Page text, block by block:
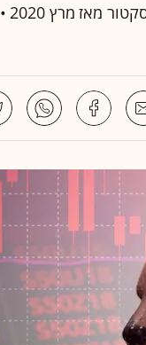
מניות השבבים מחקו ביום שישי מעל טריליון דולר, במה שהפך לירידה החדה ביותר של הסקטור מאז מרץ 2020 •